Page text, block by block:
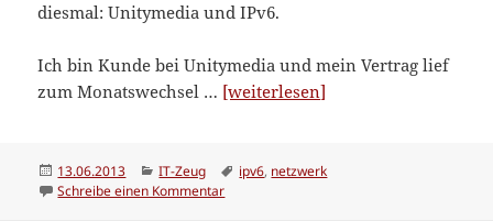
diesmal: Unitymedia und IPv6.
Ich bin Kunde bei Unitymedia und mein Vertrag lief
zum Monatswechsel … [weiterlesen]
oder
Veröffentlicht
am
13.06.2013 Kategorien
IT-Zeug Schlagwörter
ipv6, netzwerk
Schreibe einen Kommentarzu Unitymedia und IPv6 oder wie ich